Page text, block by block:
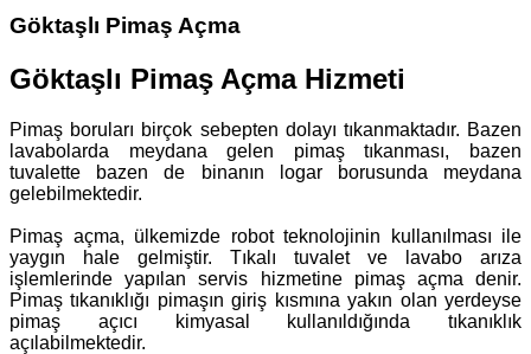
Göktaşlı Pimaş Açma
Göktaşlı Pimaş Açma Hizmeti
Pimaş boruları birçok sebepten dolayı tıkanmaktadır. Bazen
lavabolarda meydana gelen pimaş tıkanması, bazen
tuvalette bazen de binanın logar borusunda meydana
gelebilmektedir.
Pimaş açma, ülkemizde robot teknolojinin kullanılması ile
yaygın hale gelmiştir. Tıkalı tuvalet ve lavabo arıza
işlemlerinde yapılan servis hizmetine pimaş açma denir.
Pimaş tıkanıklığı pimaşın giriş kısmına yakın olan yerdeyse
pimaş açıcı kimyasal kullanıldığında tıkanıklık
açılabilmektedir.